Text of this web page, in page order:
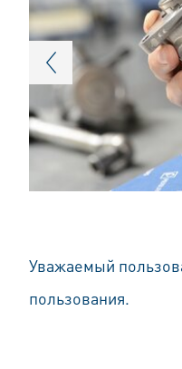
Уважаемый
пользования.